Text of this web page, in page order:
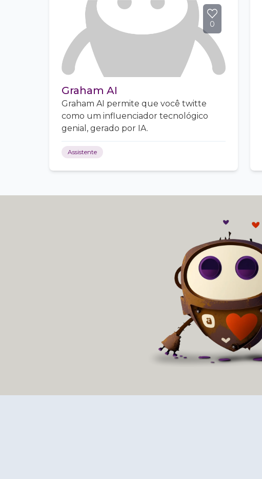
0
Graham AI
Graham AI permite que você twitte
como um influenciador tecnológico
genial, gerado por IA.
Assistente